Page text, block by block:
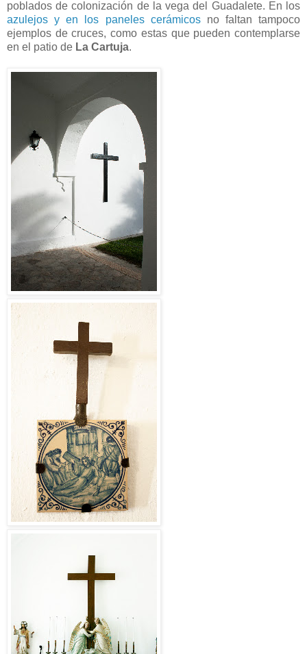
poblados de colonización de la vega del Guadalete. En los
azulejos y en los paneles cerámicosno faltan tampoco
ejemplos de cruces, como estas que pueden contemplarse
en el patio de La Cartuja.